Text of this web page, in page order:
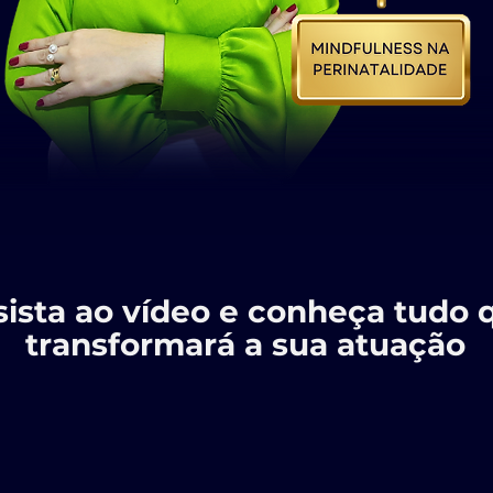
ao vídeo e conheça tudo
transformará a sua atuação